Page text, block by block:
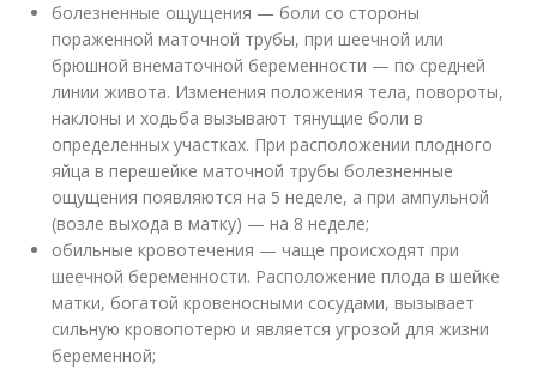
болезненные ощущения — боли со стороны
пораженной маточной трубы, при шеечной или
брюшной внематочной беременности — по средней
линии живота. Изменения положения тела, повороты,
наклоны и ходьба вызывают тянущие боли в
определенных участках. При расположении плодного
яйца в перешейке маточной трубы болезненные
ощущения появляются на 5 неделе, а при ампульной
(возле выхода в матку) — на 8 неделе;
обильные кровотечения — чаще происходят при
шеечной беременности. Расположение плода в шейке
матки, богатой кровеносными сосудами, вызывает
сильную кровопотерю и является угрозой для жизни
беременной;